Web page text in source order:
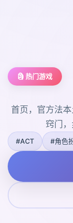
🗿 热门游戏
首页，官方法
窍门
#ACT #角色